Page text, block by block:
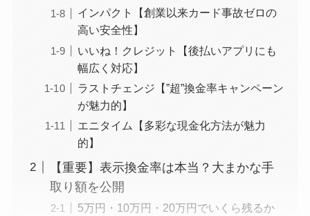
インパクト【創業以来カード事故ゼロの
高い安全性】
いいね！クレジット【後払いアプリにも
幅広く対応】
ラストチェンジ【”超”換金率キャンペーン
が魅力的】
エニタイム【多彩な現金化方法が魅力
的】
【重要】表示換金率は本当？大まかな手
取り額を公開
5万円・10万円・20万円でいくら残るか